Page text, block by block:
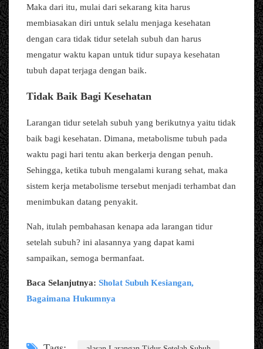
Maka dari itu, mulai dari sekarang kita harus
membiasakan diri untuk selalu menjaga kesehatan
dengan cara tidak tidur setelah subuh dan harus
mengatur waktu kapan untuk tidur supaya kesehatan
tubuh dapat terjaga dengan baik.
Tidak Baik Bagi Kesehatan
Larangan tidur setelah subuh yang berikutnya yaitu tidak
baik bagi kesehatan. Dimana, metabolisme tubuh pada
waktu pagi hari tentu akan berkerja dengan penuh.
Sehingga, ketika tubuh mengalami kurang sehat, maka
sistem kerja metabolisme tersebut menjadi terhambat dan
menimbukan datang penyakit.
Nah, itulah pembahasan kenapa ada larangan tidur
setelah subuh? ini alasannya yang dapat kami
sampaikan, semoga bermanfaat.
Baca Selanjutnya: Sholat Subuh Kesiangan,
Bagaimana Hukumnya